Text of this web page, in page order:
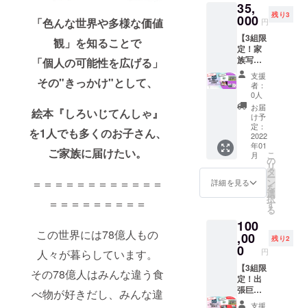
「色んな世界や多様な価値
観」 を知ることで
「個人の可能性を広げる」
その"きっかけ"として、
絵本『しろいじてんしゃ』
を1人でも多くのお子さん、
ご家族に届けたい。
＝＝＝＝＝＝＝＝＝＝＝＝
＝＝＝＝＝＝＝＝＝
この世界には78億人もの
人々が暮らしています。
その78億人はみんな違う食
べ物が好きだし、みんな違
x
148mm
ジナル
パズル
③ 塗り
絵ポス
トカー
ド 2枚
セット
※パズル
サイ
ズ：約
209mm
×285m
m (JIS
規格A4
よりや
や小さ
め)（63
ポスト
カード
サイ
ズ：
100mm
x
148mm
ポスト
カード
をお届
けする
コー
ス。 ★
リター
ンセッ
ト ① 似
顔絵つ
き！絵
本「し
ろいじ
てん
しゃ」
② オリ
ジナル
トカー
ド 2枚
セット
※ 似顔
絵用の
お写真
をお送
りいた
35,
000 円
残り3
【3組限
定！家
族写真
撮影付
コー
ス】 似
顔絵付
き絵本
「しろ
いじて
しゃ」
と共に
オリジ
ナルパ
ズルと
ポスト
カード
をお届
けする
コー
ス。プ
ロカメ
ラマン
支援
者：
0人
お届
け予
定：
2022
年01
月
詳細を見る
こ
の
リ
タ
ー
ン
を
選
択
す
る
100
,00
0 円
残り2
【3組限
定！出
張巨大
紙しば
支援